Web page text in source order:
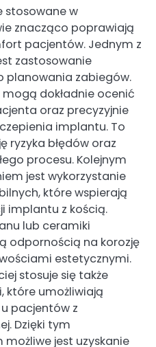
stosowane w
znacząco poprawiają
pacjentów. Jednym z
zastosowanie
planowania zabiegów.
mogą dokładnie ocenić
oraz precyzyjnie
implantu. To
ryzyka błędów oraz
procesu. Kolejnym
jest wykorzystanie
które wspierają
implantu z kością.
lub ceramiki
odpornością na korozję
estetycznymi.
stosuje się także
które umożliwiają
pacjentów z
Dzięki tym
jest uzyskanie